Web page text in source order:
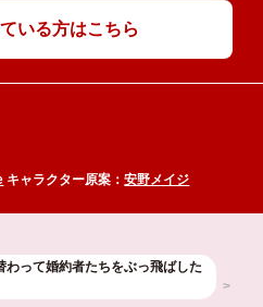
いる方はこちら
キャラクター原案：安野メイジ
わって婚約者たちをぶっ飛ばした